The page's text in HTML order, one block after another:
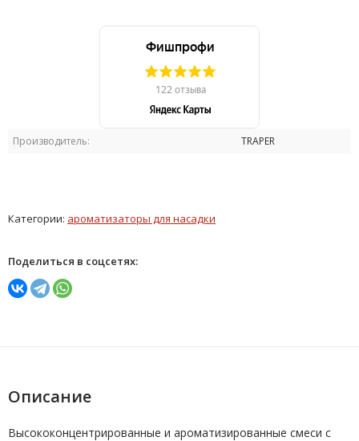
Производитель: TRAPER
Категории: ароматизаторы для насадки
Поделиться в соцсетях:
Описание
Высококонцентрированные и ароматизированные смеси с